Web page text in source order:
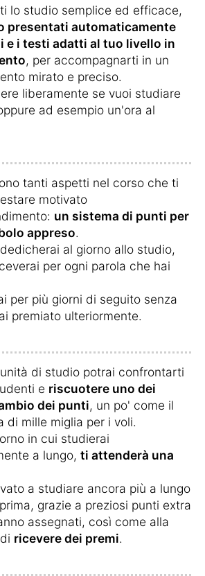
lo studio semplice ed efficace,
presentati automaticamente
e i testi adatti al tuo livello in
, per accompagnarti in un
mirato e preciso.
liberamente se vuoi studiare
ad esempio un'ora al
tanti aspetti nel corso che ti
motivato
un sistema di punti per
appreso.
al giorno allo studio,
per ogni parola che hai
per più giorni di seguito senza
premiato ulteriormente.
di studio potrai confrontarti
e riscuotere uno dei
dei punti, un po' come il
di mille miglia per i voli.
in cui studierai
a lungo, ti attenderà una
a studiare ancora più a lungo
grazie a preziosi punti extra
assegnati, così come alla
ricevere dei premi.